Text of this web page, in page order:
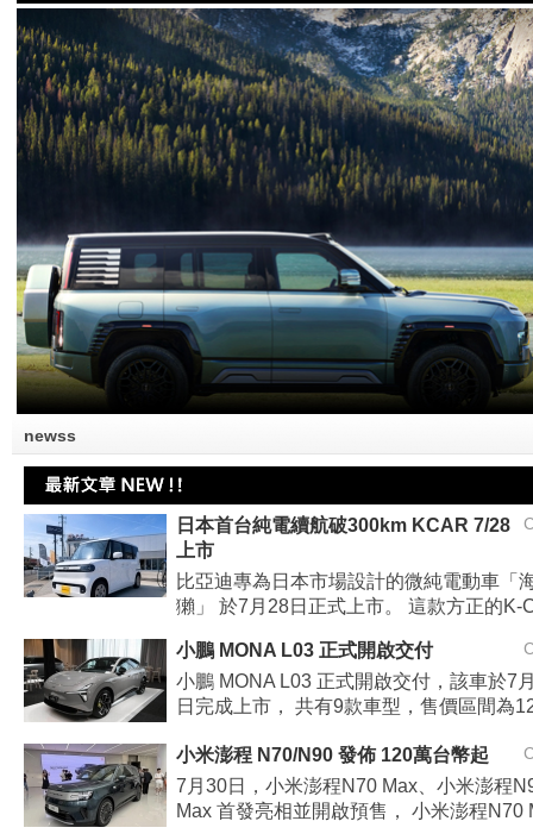
newss
日本首台純電續航破300km KCAR 7/28
上市
比亞迪專為日本市場設計的微純電動車「
獺」 於7月28日正式上市。 這款方正的K-
小鵬 MONA L03 正式開啟交付
小鵬 MONA L03 正式開啟交付，該車於7
日完成上市， 共有9款車型，售價區間為
小米澎程 N70/N90 發佈 120萬台幣起
7月30日，小米澎程N70 Max、小米澎程
Max 首發亮相並開啟預售， 小米澎程N70